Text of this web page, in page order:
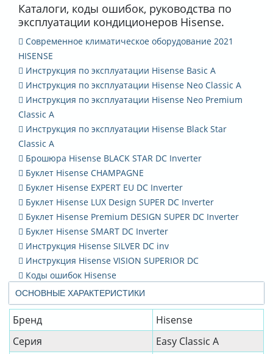
ОСНОВНЫЕ ХАРАКТЕРИСТИКИ
Бренд
Hisense
Серия
Easy Classic A
Каталоги, коды ошибок, руководства по
эксплуатации кондиционеров Hisense.
Современное климатическое оборудование 2021
HISENSE
Инструкция по эксплуатации Hisense Basic A
Инструкция по эксплуатации Hisense Neo Classic A
Инструкция по эксплуатации Hisense Neo Premium
Classic A
Инструкция по эксплуатации Hisense Black Star
Classic A
Брошюра Hisense BLACK STAR DC Inverter
Буклет Hisense CHAMPAGNE
Буклет Hisense EXPERT EU DC Inverter
Буклет Hisense LUX Design SUPER DC Inverter
Буклет Hisense Premium DESIGN SUPER DC Inverter
Буклет Hisense SMART DC Inverter
Инструкция Hisense SILVER DC inv
Инструкция Hisense VISION SUPERIOR DC
Коды ошибок Hisense